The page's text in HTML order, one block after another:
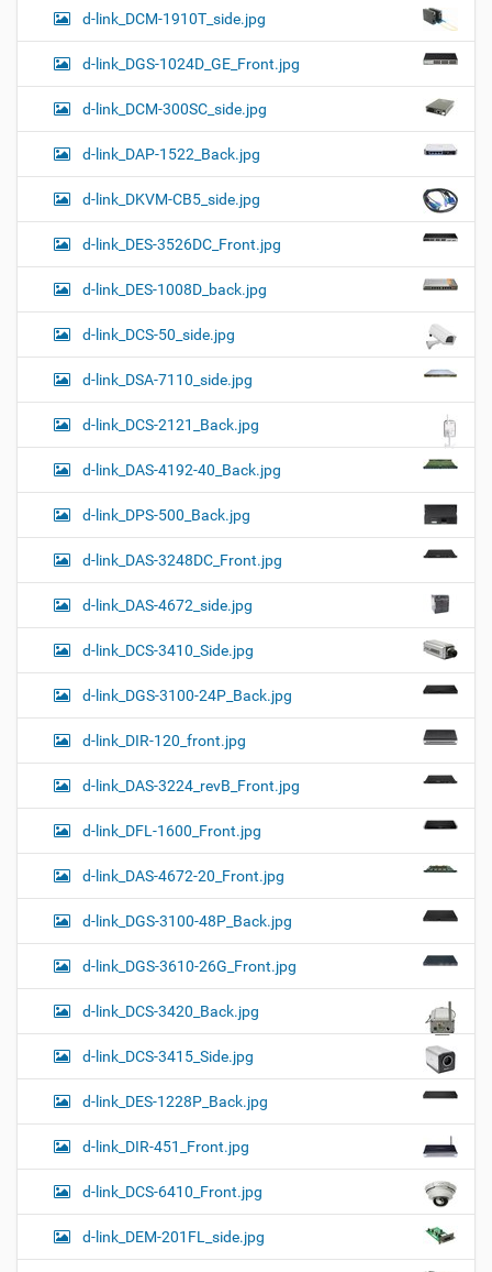
d-link_DCM-1910T_side.jpg
d-link_DGS-1024D_GE_Front.jpg
d-link_DCM-300SC_side.jpg
d-link_DAP-1522_Back.jpg
d-link_DKVM-CB5_side.jpg
d-link_DES-3526DC_Front.jpg
d-link_DES-1008D_back.jpg
d-link_DCS-50_side.jpg
d-link_DSA-7110_side.jpg
d-link_DCS-2121_Back.jpg
d-link_DAS-4192-40_Back.jpg
d-link_DPS-500_Back.jpg
d-link_DAS-3248DC_Front.jpg
d-link_DAS-4672_side.jpg
d-link_DCS-3410_Side.jpg
d-link_DGS-3100-24P_Back.jpg
d-link_DIR-120_front.jpg
d-link_DAS-3224_revB_Front.jpg
d-link_DFL-1600_Front.jpg
d-link_DAS-4672-20_Front.jpg
d-link_DGS-3100-48P_Back.jpg
d-link_DGS-3610-26G_Front.jpg
d-link_DCS-3420_Back.jpg
d-link_DCS-3415_Side.jpg
d-link_DES-1228P_Back.jpg
d-link_DIR-451_Front.jpg
d-link_DCS-6410_Front.jpg
d-link_DEM-201FL_side.jpg